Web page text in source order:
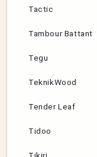
Tactic
Tambour Battant
Tegu
TeknikWood
Tender Leaf
Tidoo